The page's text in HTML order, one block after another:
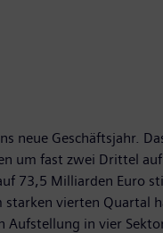
neue Geschäftsjahr.
um fast zwei Drittel auf
73,5 Milliarden Euro
starken vierten Quartal
Aufstellung in vier